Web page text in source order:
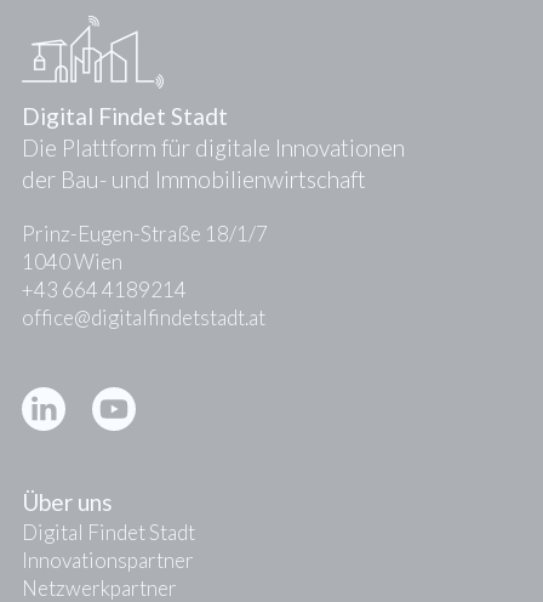
Digital Findet Stadt
Die Plattform für digitale Innovationen
der Bau- und Immobilienwirtschaft
Prinz-Eugen-Straße 18/1/7
1040 Wien
+43 664 4189214
office@digitalfindetstadt.at
Über uns
Digital Findet Stadt
Innovationspartner
Netzwerkpartner